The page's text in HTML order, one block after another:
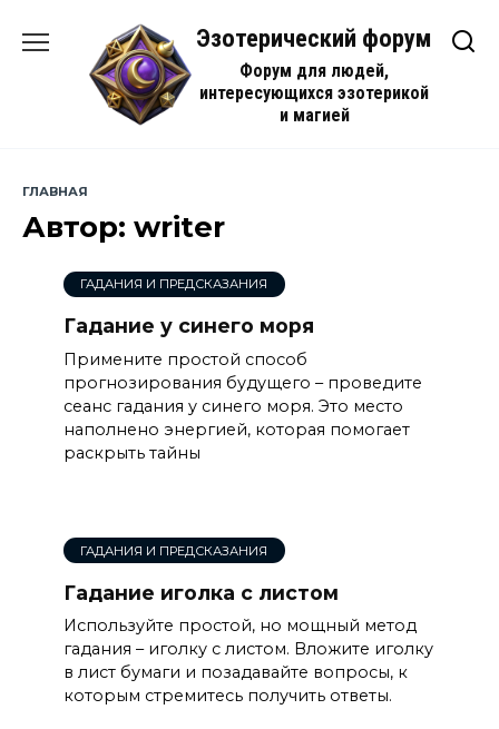
содержанию
Эзотерический форум
Форум для людей,
интересующихся эзотерикой
и магией
ГЛАВНАЯ
Автор: writer
ГАДАНИЯ И ПРЕДСКАЗАНИЯ
Гадание у синего моря
Примените простой способ
прогнозирования будущего – проведите
сеанс гадания у синего моря. Это место
наполнено энергией, которая помогает
раскрыть тайны
ГАДАНИЯ И ПРЕДСКАЗАНИЯ
Гадание иголка с листом
Используйте простой, но мощный метод
гадания – иголку с листом. Вложите иголку
в лист бумаги и позадавайте вопросы, к
которым стремитесь получить ответы.